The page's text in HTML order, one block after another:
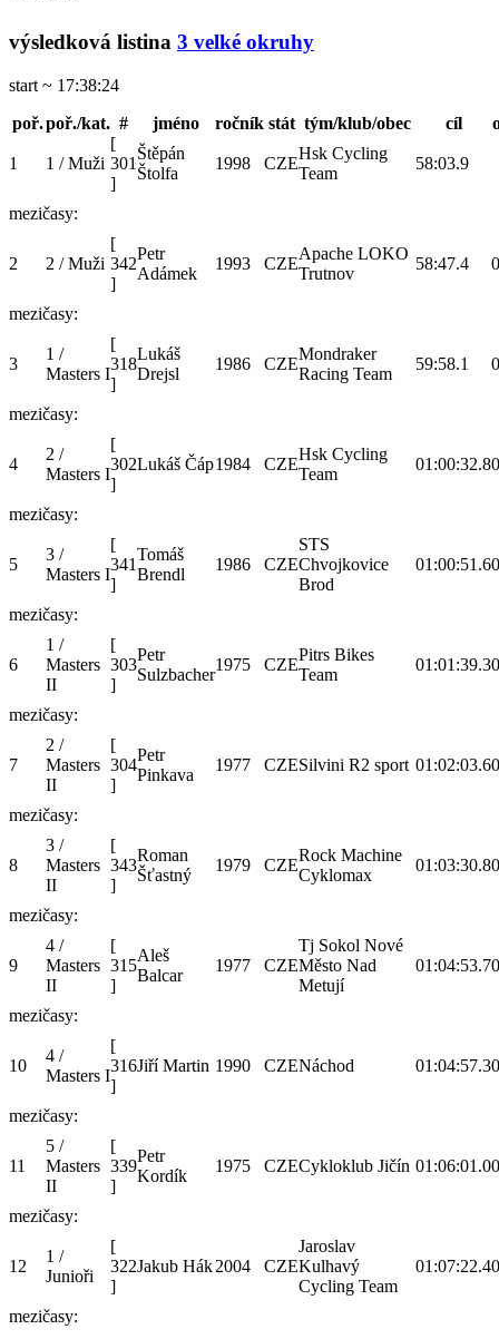
výsledková listina 3 velké okruhy
start ~ 17:38:24
poř.poř./kat. # jméno ročník stát tým/klub/obec cíl
1 1 / Muži
[
301
]
Štěpán
Štolfa
1998 CZE
Hsk Cycling
Team
58:03.9
mezičasy:
2 2 / Muži
[
342
]
Petr
Adámek
1993 CZE
Apache LOKO
Trutnov
58:47.4
mezičasy:
3
1 /
Masters I
[
318
]
Lukáš
Drejsl
1986 CZE
Mondraker
Racing Team
59:58.1
mezičasy:
4
2 /
Masters I
[
302
]
Lukáš Čáp1984 CZE
Hsk Cycling
Team
01:00:32.8
mezičasy:
5
3 /
Masters I
[
341
]
Tomáš
Brendl
1986 CZE
STS
Chvojkovice
Brod
01:00:51.6
mezičasy:
6
1 /
Masters
II
[
303
]
Petr
Sulzbacher
1975 CZE
Pitrs Bikes
Team
01:01:39.3
mezičasy:
7
2 /
Masters
II
[
304
]
Petr
Pinkava
1977 CZESilvini R2 sport 01:02:03.6
mezičasy:
8
3 /
Masters
II
[
343
]
Roman
Šťastný
1979 CZE
Rock Machine
Cyklomax
01:03:30.8
mezičasy:
9
4 /
Masters
II
[
315
]
Aleš
Balcar
1977 CZE
Tj Sokol Nové
Město Nad
Metují
01:04:53.7
mezičasy:
10
4 /
Masters I
[
316
]
Jiří Martin 1990 CZENáchod 01:04:57.3
mezičasy:
11
5 /
Masters
II
[
339
]
Petr
Kordík
1975 CZECykloklub Jičín 01:06:01.0
mezičasy:
12
1 /
Junioři
[
322
]
Jakub Hák2004 CZE
Jaroslav
Kulhavý
Cycling Team
01:07:22.4
mezičasy: